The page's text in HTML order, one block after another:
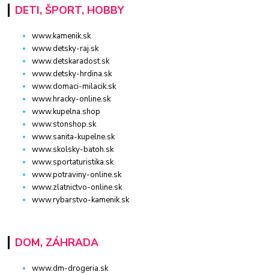
DETI, ŠPORT, HOBBY
www.kamenik.sk
www.detsky-raj.sk
www.detskaradost.sk
www.detsky-hrdina.sk
www.domaci-milacik.sk
www.hracky-online.sk
www.kupelna.shop
www.stonshop.sk
www.sanita-kupelne.sk
www.skolsky-batoh.sk
www.sportaturistika.sk
www.potraviny-online.sk
www.zlatnictvo-online.sk
www.rybarstvo-kamenik.sk
DOM, ZÁHRADA
www.dm-drogeria.sk